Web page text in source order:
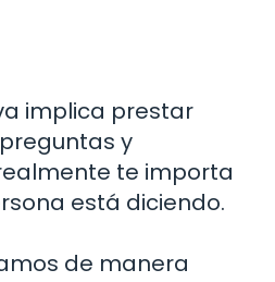
implica prestar
y
te importa
está diciendo.
de manera